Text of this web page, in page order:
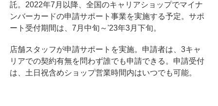
託。2022年7月以降、全国のキャリアショップでマイナ
ンバーカードの申請サポート事業を実施する予定。サポ
ート受付期間は、7月中旬～'23年3月下旬。
店舗スタッフが申請サポートを実施。申請者は、3キャ
リアでの契約有無を問わず誰でも申請できる。申請受付
は、土日祝含めショップ営業時間内はいつでも可能。